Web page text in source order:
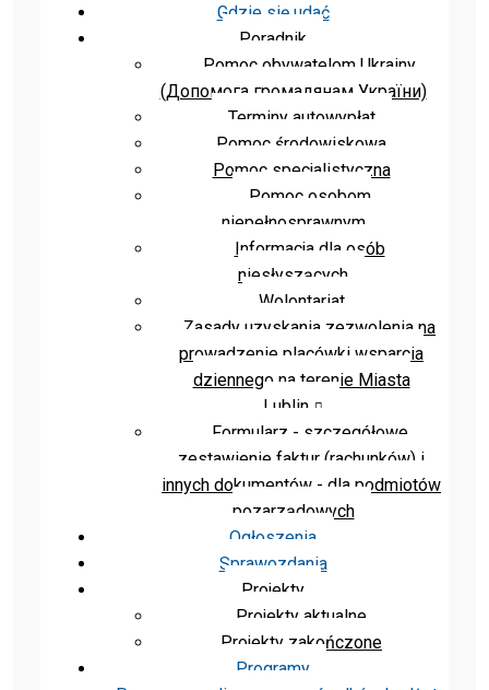
Gdzie się udać
Poradnik
Pomoc obywatelom Ukrainy
(Допомога громадянам України)
Terminy autowypłat
Pomoc środowiskowa
Pomoc specjalistyczna
Pomoc osobom
niepełnosprawnym
Informacja dla osób
niesłyszących
Wolontariat
Zasady uzyskania zezwolenia na
prowadzenie placówki wsparcia
dziennego na terenie Miasta
Lublin
Formularz - szczegółowe
zestawienie faktur (rachunków) i
innych dokumentów - dla podmiotów
pozarządowych
Ogłoszenia
Sprawozdania
Projekty
Projekty aktualne
Projekty zakończone
Programy